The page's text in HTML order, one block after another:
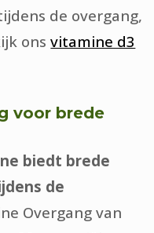
de overgang,
onsvitamine d3
voor brede
biedt brede
de
Overgang van